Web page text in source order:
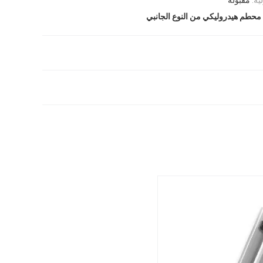
محطم هيدروليكي من النوع الجانبي